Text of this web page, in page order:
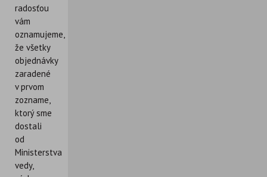
radosťou
vám
oznamujeme,
že všetky
objednávky
zaradené
v prvom
zozname,
ktorý sme
dostali
od
Ministerstva
vedy,